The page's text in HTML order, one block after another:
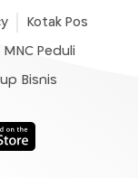
Kotak Pos
MNC Peduli
Bisnis